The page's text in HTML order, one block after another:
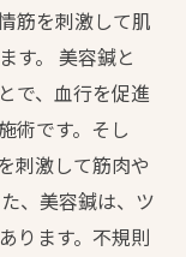
筋を刺激して肌
す。 美容鍼と
で、血行を促進
術です。そし
刺激して筋肉や
、美容鍼は、ツ
ります。不規則